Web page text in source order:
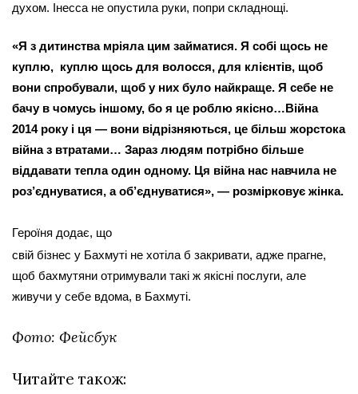
духом. Інесса не опустила руки, попри складнощі.
«Я з дитинства мріяла цим займатися. Я собі щось не
куплю,  куплю щось для волосся, для клієнтів, щоб
вони спробували, щоб у них було найкраще. Я себе не
бачу в чомусь іншому, бо я це роблю якісно…Війна
2014 року і ця — вони відрізняються, це більш жорстока
війна з втратами… Зараз людям потрібно більше
віддавати тепла один одному. Ця війна нас навчила не
роз’єднуватися, а об’єднуватися», — розмірковує жінка.
Героїня додає, що
свій бізнес у Бахмуті не хотіла б закривати, адже прагне,
щоб бахмутяни отримували такі ж якісні послуги, але
живучи у себе вдома, в Бахмуті.
Фото: Фейсбук
Читайте також: